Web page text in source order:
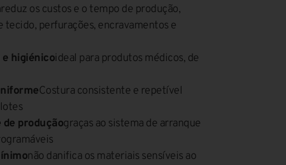
reduz os custos e o tempo de produção,
tecido, perfurações, encravamentos e
higiénicoideal para produtos médicos, de
Costura consistente e repetível
de produçãograças ao sistema de arranque
não danifica os materiais sensíveis ao